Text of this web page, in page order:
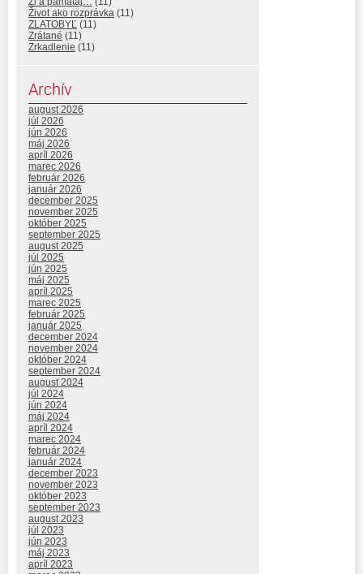
Život ako rozprávka (11)
ZLATOBYĽ (11)
Zrátané (11)
Zrkadlenie (11)
Archív
august 2026
júl 2026
jún 2026
máj 2026
apríl 2026
marec 2026
február 2026
január 2026
december 2025
november 2025
október 2025
september 2025
august 2025
júl 2025
jún 2025
máj 2025
apríl 2025
marec 2025
február 2025
január 2025
december 2024
november 2024
október 2024
september 2024
august 2024
júl 2024
jún 2024
máj 2024
apríl 2024
marec 2024
február 2024
január 2024
december 2023
november 2023
október 2023
september 2023
august 2023
júl 2023
jún 2023
máj 2023
apríl 2023